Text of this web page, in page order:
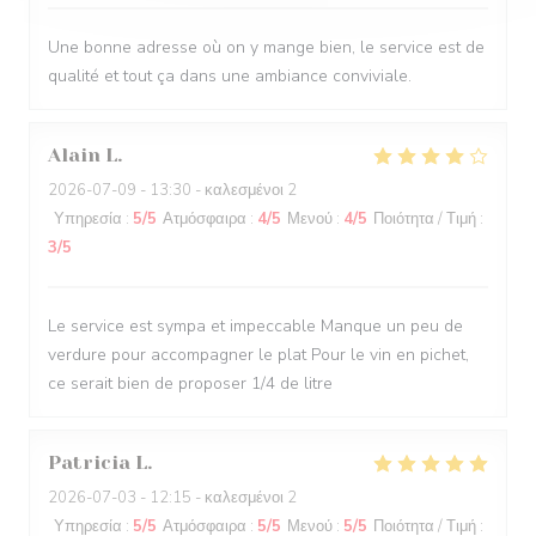
Une bonne adresse où on y mange bien, le service est de
qualité et tout ça dans une ambiance conviviale.
Alain L
2026-07-09 - 13:30 - καλεσμένοι 2
Υπηρεσία : 5/5 Ατμόσφαιρα : 4/5 Μενού : 4/5 Ποιότητα / Τιμή :
3/5
Le service est sympa et impeccable Manque un peu de
verdure pour accompagner le plat Pour le vin en pichet,
ce serait bien de proposer 1/4 de litre
Patricia L
2026-07-03 - 12:15 - καλεσμένοι 2
Υπηρεσία : 5/5 Ατμόσφαιρα : 5/5 Μενού : 5/5 Ποιότητα / Τιμή :